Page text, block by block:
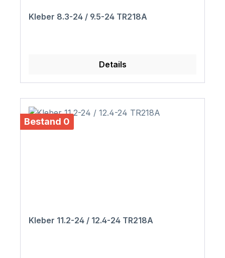
Kleber 8.3-24 / 9.5-24 TR218A
Details
Bestand 0
Kleber 11.2-24 / 12.4-24 TR218A